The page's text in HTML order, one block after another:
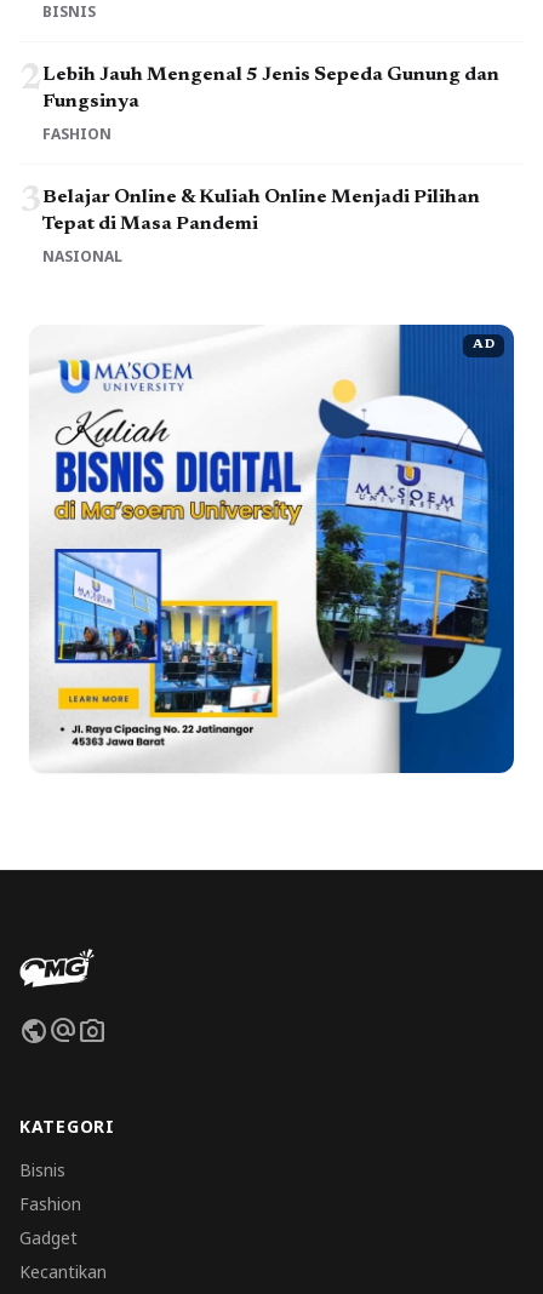
BISNIS
2Lebih Jauh Mengenal 5 Jenis Sepeda Gunung dan
Fungsinya
FASHION
3Belajar Online & Kuliah Online Menjadi Pilihan
Tepat di Masa Pandemi
NASIONAL
AD
publicalternate_emailphoto_camera
KATEGORI
Bisnis
Fashion
Gadget
Kecantikan